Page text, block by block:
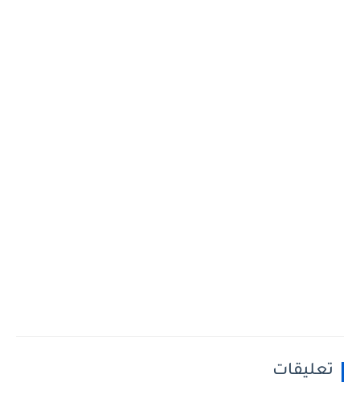
تعليقات